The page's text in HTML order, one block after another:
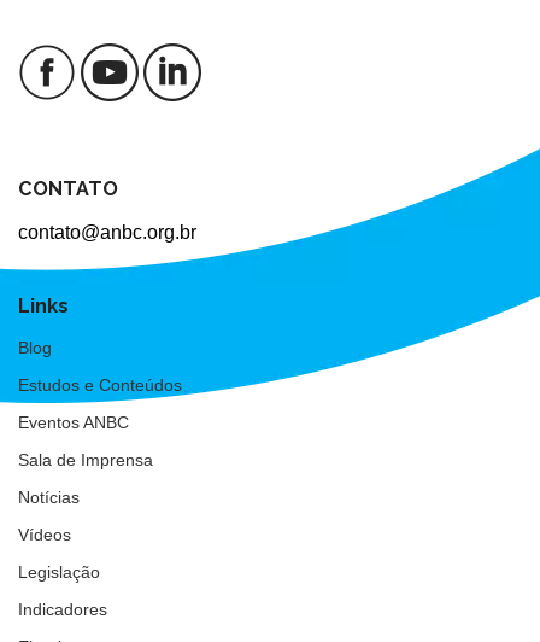
CONTATO
contato@anbc.org.br
Links
Blog
Estudos e Conteúdos
Eventos ANBC
Sala de Imprensa
Notícias
Vídeos
Legislação
Indicadores